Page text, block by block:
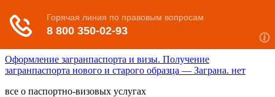
Оформление загранпаспорта и визы. Получение
загранпаспорта нового и старого образца — Заграна. нет
все о паспортно-визовых услугах